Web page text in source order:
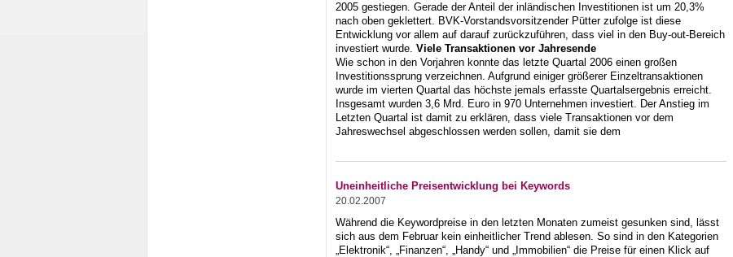
2005 gestiegen. Gerade der Anteil der inländischen Investitionen ist um 20,3%
nach oben geklettert. BVK-Vorstandsvorsitzender Pütter zufolge ist diese
Entwicklung vor allem auf darauf zurückzuführen, dass viel in den Buy-out-Bereich
investiert wurde. Viele Transaktionen vor Jahresende
Wie schon in den Vorjahren konnte das letzte Quartal 2006 einen großen
Investitionssprung verzeichnen. Aufgrund einiger größerer Einzeltransaktionen
wurde im vierten Quartal das höchste jemals erfasste Quartalsergebnis erreicht.
Insgesamt wurden 3,6 Mrd. Euro in 970 Unternehmen investiert. Der Anstieg im
Letzten Quartal ist damit zu erklären, dass viele Transaktionen vor dem
Jahreswechsel abgeschlossen werden sollen, damit sie dem
Uneinheitliche Preisentwicklung bei Keywords
20.02.2007
Während die Keywordpreise in den letzten Monaten zumeist gesunken sind, lässt
sich aus dem Februar kein einheitlicher Trend ablesen. So sind in den Kategorien
„Elektronik“, „Finanzen“, „Handy“ und „Immobilien“ die Preise für einen Klick auf